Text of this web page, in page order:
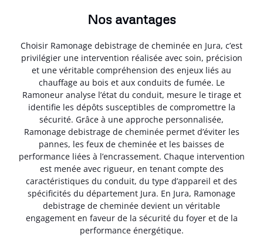
Nos avantages
Choisir Ramonage debistrage de cheminée en Jura, c’est
privilégier une intervention réalisée avec soin, précision
et une véritable compréhension des enjeux liés au
chauffage au bois et aux conduits de fumée. Le
Ramoneur analyse l’état du conduit, mesure le tirage et
identifie les dépôts susceptibles de compromettre la
sécurité. Grâce à une approche personnalisée,
Ramonage debistrage de cheminée permet d’éviter les
pannes, les feux de cheminée et les baisses de
performance liées à l’encrassement. Chaque intervention
est menée avec rigueur, en tenant compte des
caractéristiques du conduit, du type d’appareil et des
spécificités du département Jura. En Jura, Ramonage
debistrage de cheminée devient un véritable
engagement en faveur de la sécurité du foyer et de la
performance énergétique.